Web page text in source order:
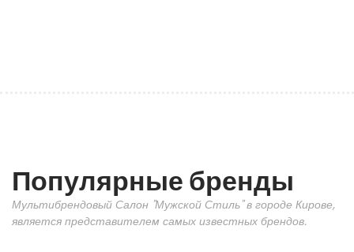
Популярные бренды
Мультибрендовый Салон "Мужской Стиль" в городе Кирове,
является представителем самых известных брендов.